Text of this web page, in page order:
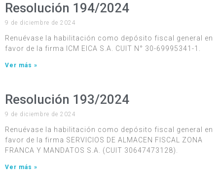
Resolución 194/2024
9 de diciembre de 2024
Renuévase la habilitación como depósito fiscal general en
favor de la firma ICM EICA S.A. CUIT N° 30-69995341-1.
Ver más »
Resolución 193/2024
9 de diciembre de 2024
Renuévase la habilitación como depósito fiscal general en
favor de la firma SERVICIOS DE ALMACEN FISCAL ZONA
FRANCA Y MANDATOS S.A. (CUIT 30647473128).
Ver más »